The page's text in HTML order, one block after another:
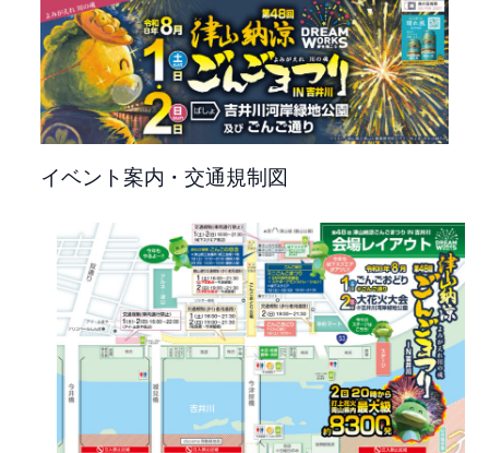
イベント案内・交通規制図